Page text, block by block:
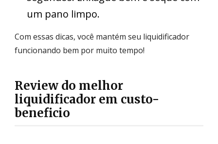
um pano limpo.
Com essas dicas, você mantém seu liquidificador
funcionando bem por muito tempo!
Review do melhor
liquidificador em custo-
beneficio